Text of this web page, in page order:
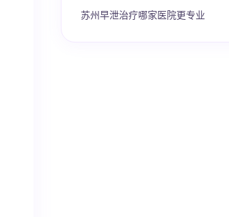
苏州早泄治疗哪家医院更专业